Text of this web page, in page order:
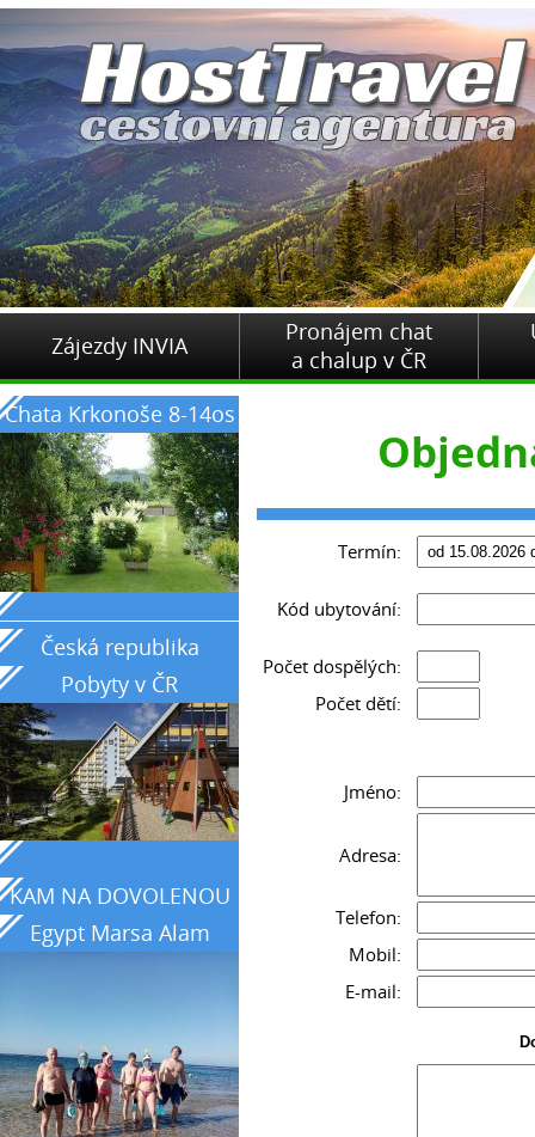
Zájezdy INVIA
Pronájem chat
a chalup v ČR
Chata Krkonoše 8-14os
_____________________________________________
Česká republika
Pobyty v ČR
KAM NA DOVOLENOU
Egypt Marsa Alam
Termín:
Kód ubytování:
Počet dospělých:
Počet dětí:
Jméno:
Adresa:
Telefon:
Mobil:
E-mail: